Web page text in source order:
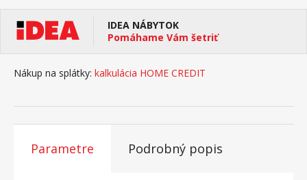
IDEA NÁBYTOK
Pomáhame Vám šetriť
Nákup na splátky: kalkulácia HOME CREDIT
Parametre Podrobný popis